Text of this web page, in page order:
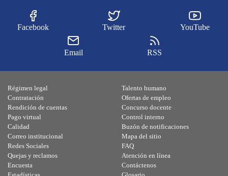
Facebook Twitter YouTube
Email RSS
Régimen legal
Contratación
Rendición de cuentas
Pago virtual
Calidad
Talento humano
Ofertas de empleo
Concurso docente
Control interno
Buzón de notificaciones
Correo institucional
Redes Sociales
Quejas y reclamos
Encuesta
Mapa del sitio
FAQ
Atención en línea
Contáctenos